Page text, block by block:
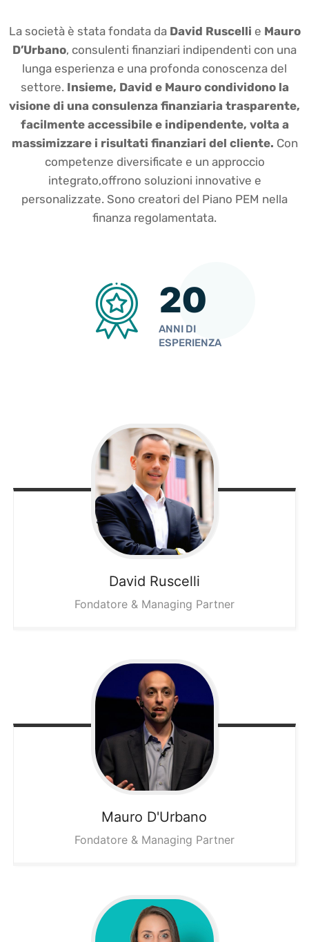
La società è stata fondata da David Ruscelli e Mauro
D’Urbano, consulenti finanziari indipendenti con una
lunga esperienza e una profonda conoscenza del
settore. Insieme, David e Mauro condividono la
visione di una consulenza finanziaria trasparente,
facilmente accessibile e indipendente, volta a
massimizzare i risultati finanziari del cliente. Con
competenze diversificate e un approccio
integrato,offrono soluzioni innovative e
personalizzate. Sono creatori del Piano PEM nella
finanza regolamentata.
20
ANNI DI
ESPERIENZA
David Ruscelli
Fondatore & Managing Partner
Mauro D'Urbano
Fondatore & Managing Partner